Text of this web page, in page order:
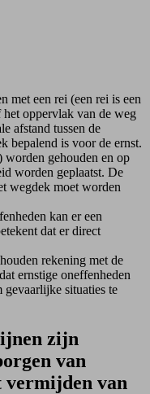
met een rei (een rei is een
oppervlak van de weg
afstand tussen de
bepalend is voor de ernst.
worden gehouden en op
worden geplaatst. De
wegdek moet worden
kan er een
dat er direct
rekening met de
ernstige oneffenheden
gevaarlijke situaties te
zijn
van
vermijden van